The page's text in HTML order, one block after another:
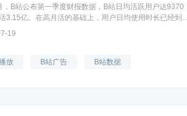
，B站公布第一季度财报数据，B站日均活跃用户达9370
3.15亿。在高月活的基础上，用户日均使用时长已经到
日均视频播放量达41亿。来源-B站用户属性年轻、活跃
19
放 B站广告 B站数据